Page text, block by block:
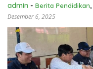
admin - Berita Pendidikan,
Desember 6, 2025